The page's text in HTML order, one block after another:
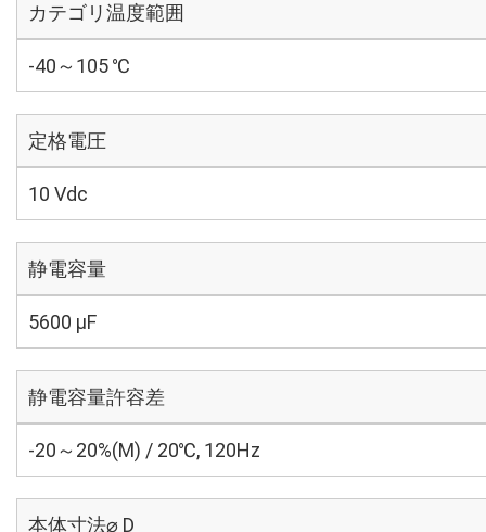
カテゴリ温度範囲
-40～105 ℃
定格電圧
10 Vdc
静電容量
5600 µF
静電容量許容差
-20～20%(M) / 20℃, 120Hz
本体寸法⌀ D